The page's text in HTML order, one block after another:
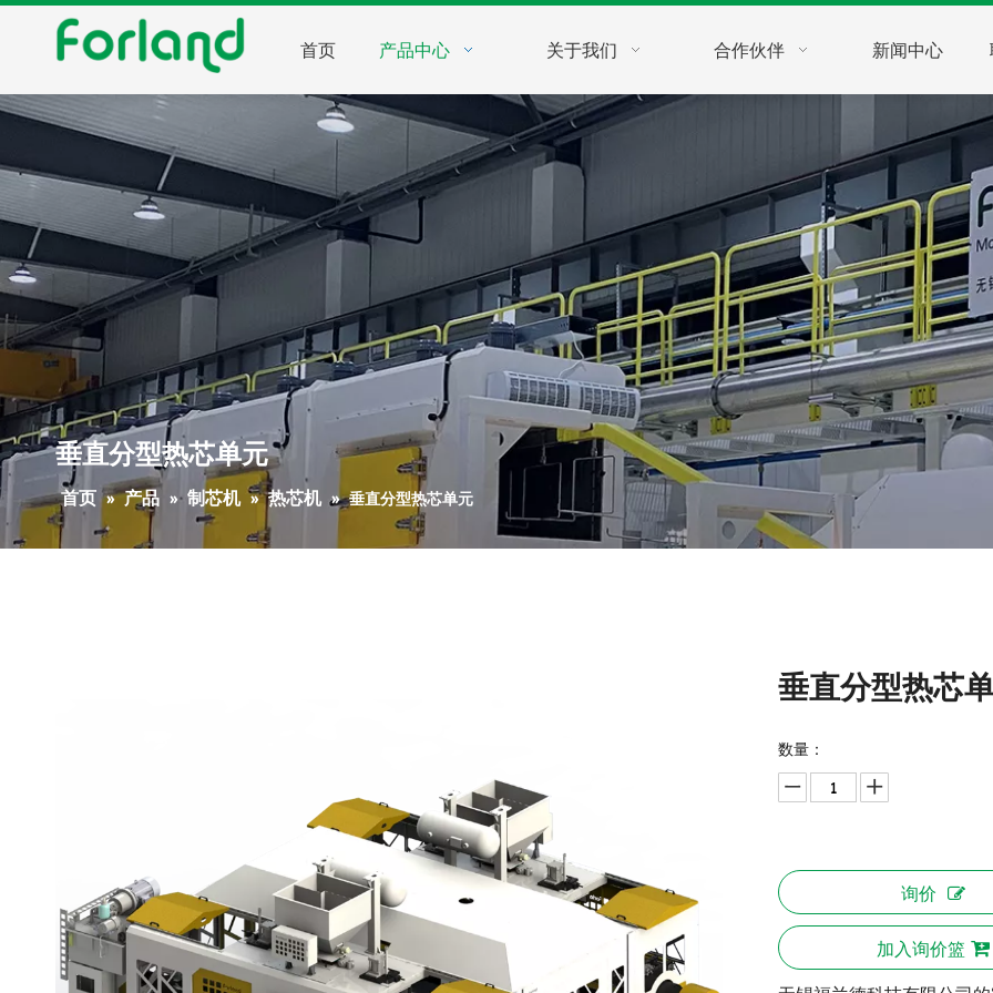
首页 产品中心 关于我们 合作伙伴 新闻中心
垂直分型热芯单元
首页 » 产品 » 制芯机 » 热芯机 » 垂直分型热芯单元
垂直分型热芯
数量：
询价
加入询价篮